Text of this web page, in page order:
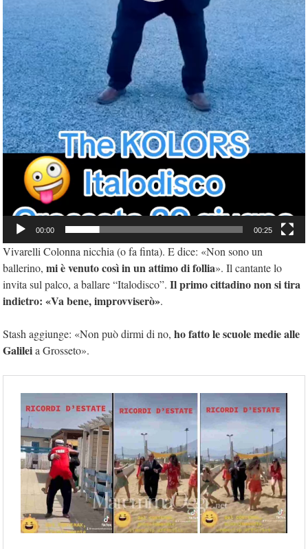
00:00 00:25
Vivarelli Colonna nicchia (o fa finta). E dice: «Non sono un
ballerino, mi è venuto così in un attimo di follia». Il cantante lo
invita sul palco, a ballare “Italodisco”. Il primo cittadino non si tira
indietro: «Va bene, improvviserò».
Stash aggiunge: «Non può dirmi di no, ho fatto le scuole medie alle
Galileia Grosseto».